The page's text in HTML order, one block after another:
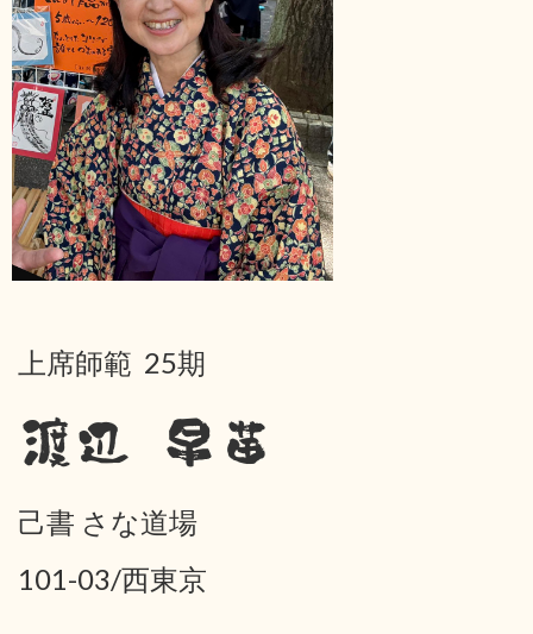
上席師範 25期
渡辺 早苗
己書 さな道場
101-03/西東京